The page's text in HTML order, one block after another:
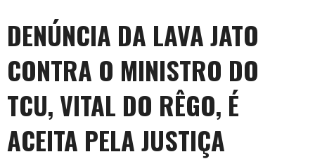
DENÚNCIA DA LAVA JATO
CONTRA O MINISTRO DO
TCU, VITAL DO RÊGO, É
ACEITA PELA JUSTIÇA